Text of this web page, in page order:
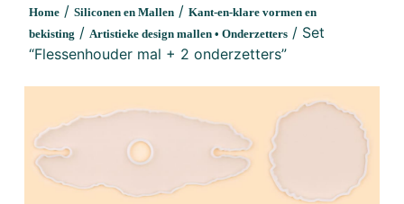
Home / Siliconen en Mallen / Kant-en-klare vormen en
bekisting / Artistieke design mallen • Onderzetters / Set
“Flessenhouder mal + 2 onderzetters”